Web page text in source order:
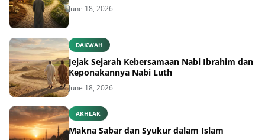
June 18, 2026
DAKWAH
Jejak Sejarah Kebersamaan Nabi Ibrahim dan
Keponakannya Nabi Luth
June 18, 2026
AKHLAK
Makna Sabar dan Syukur dalam Islam